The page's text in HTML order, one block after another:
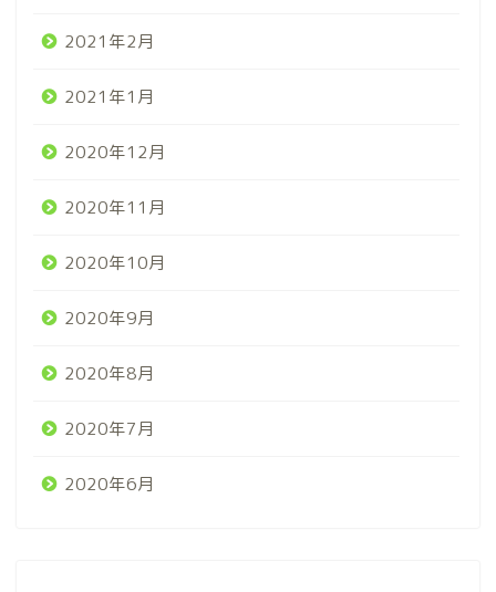
2021年2月
2021年1月
2020年12月
2020年11月
2020年10月
2020年9月
2020年8月
2020年7月
2020年6月